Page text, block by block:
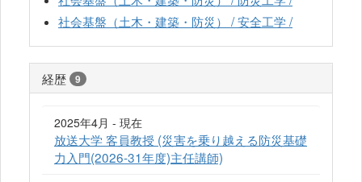
社会基盤（土木・建築・防災） / 安全工学 /
経歴 9
2025年4月 - 現在
放送大学 客員教授 (災害を乗り越える防災基礎
力入門(2026-31年度)主任講師)